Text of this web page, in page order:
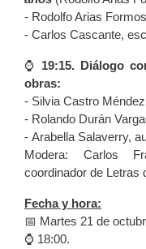
- Rodolfo Arias
- Carlos Cascante,
⌚️
19:15. Diálogo
obras:
- Silvia Castro
- Rolando Durán
- Arabella Salaverry,
Modera: Carlos
coordinador de Letras
Fecha y hora:
📅 Martes 21 de
⌚️ 18:00.